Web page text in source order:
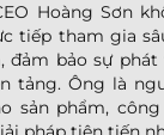
Hoàng Sơn
tiếp tham gia
đảm bảo sự
tảng. Ông là
sản phẩm,